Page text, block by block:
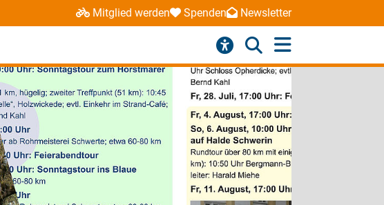
Mitglied werden Spenden Newsletter